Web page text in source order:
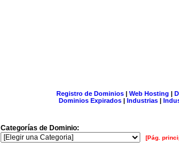
Registro de Dominios| Web Hosting |
Dominios Expirados | Industrias |
Categorías de Dominio:
[Pág.